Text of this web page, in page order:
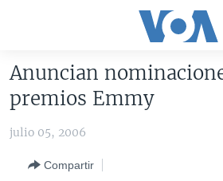
accesibilidad
contenido
principal
Salte
AMÉRICA DEL NORTE
MÉXICO
HAITÍ
ELECCIONES EEUU 2024
ELECCIONES EEUU
VOTO DIVIDIDO
VOA VERIFICA
VOA VERIFICA UCRANIA/RUSIA
AMÉRICA LATINA
Anuncian
premios Emmy
julio 05, 2006
Compartir